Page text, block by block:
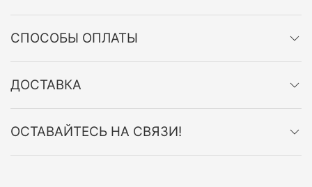
СПОСОБЫ ОПЛАТЫ
ДОСТАВКА
ОСТАВАЙТЕСЬ НА СВЯЗИ!